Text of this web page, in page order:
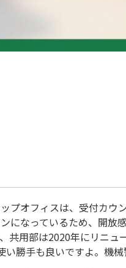
プオフィスは、受付カ
になっているため、開放
共用部は2020年にリニュ
い勝手も良いですよ。機